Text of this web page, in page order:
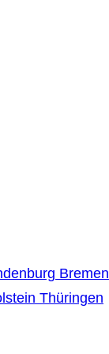
Bremen
Thüringen